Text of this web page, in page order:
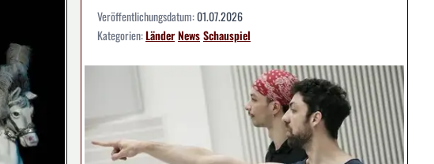
Veröffentlichungsdatum:01.07.2026
Kategorien:LänderNewsSchauspiel